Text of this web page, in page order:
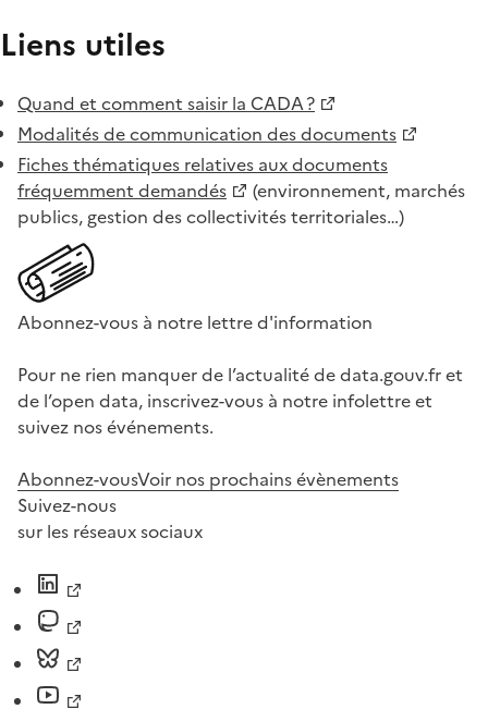
Liens utiles
Quand et comment saisir la CADA ?
Modalités de communication des documents
Fiches thématiques relatives aux documents
fréquemment demandés
(environnement, marchés
publics, gestion des collectivités territoriales…)
Abonnez-vous à notre lettre d'information
Pour ne rien manquer de l’actualité de data.gouv.fr et
de l’open data, inscrivez-vous à notre infolettre et
suivez nos événements.
Abonnez-vousVoir nos prochains évènements
Suivez-nous
sur les réseaux sociaux